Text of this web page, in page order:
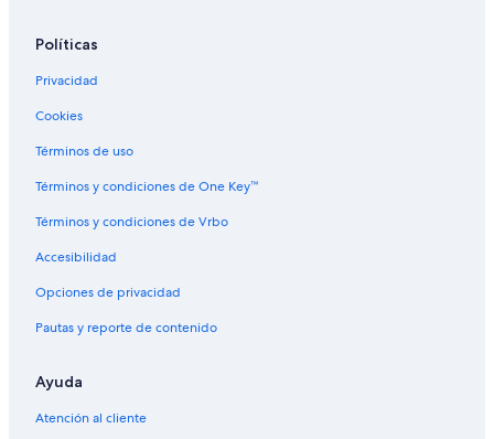
Políticas
Privacidad
Cookies
Términos de uso
Términos y condiciones de One Key™
Términos y condiciones de Vrbo
Accesibilidad
Opciones de privacidad
Pautas y reporte de contenido
Ayuda
Atención al cliente